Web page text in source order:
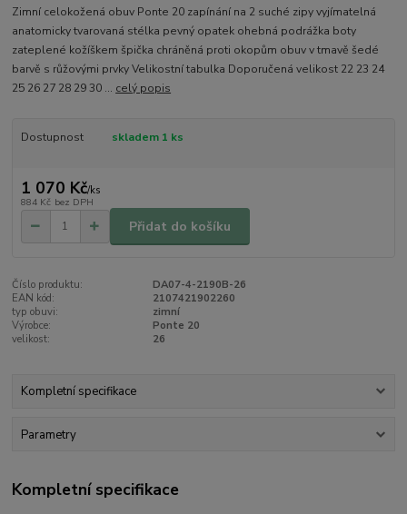
Zimní celokožená obuv Ponte 20 zapínání na 2 suché zipy vyjímatelná
anatomicky tvarovaná stélka pevný opatek ohebná podrážka boty
zateplené kožíškem špička chráněná proti okopům obuv v tmavě šedé
barvě s růžovými prvky Velikostní tabulka Doporučená velikost 22 23 24
25 26 27 28 29 30 ... celý popis
Dostupnost skladem 1 ks
1 070 Kč/ks
884 Kč bez DPH
Přidat do košíku
Číslo produktu:
DA07-4-2190B-26
EAN kód:
2107421902260
typ obuvi:
zimní
Výrobce:
Ponte 20
velikost:
26
Kompletní specifikace
Parametry
Kompletní specifikace